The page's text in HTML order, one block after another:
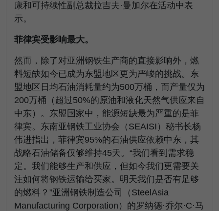
康和可持续性副总裁拉吉夫·曼加尔在活动中表
示。
菲律宾受影响最大。
然而，除了对亚洲钢铁生产商的直接影响外，燃
料短缺如今已成为东盟地区更为严峻的挑战。东
盟地区日均石油消耗量约为500万桶，而产量仅为
200万桶（超过50%的原油和液化天然气供应来自
中东）。东盟国家中，能源短缺最为严重的是菲
律宾。东南亚钢铁工业协会（SEAISI）秘书长杨
伟进指出，菲律宾95%的石油供应依赖中东，其
战略石油储备仅够维持45天。“我们看到需求稳
定。我们能够生产和供应，但如今我们更需要关
注如何将钢铁运输给买家。明天我们是否有足够
的燃料？”亚洲钢铁制造公司（SteelAsia
Manufacturing Corporation）的罗纳德·乔尔·C·马